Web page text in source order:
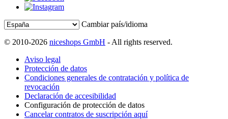
Cambiar país/idioma
© 2010-2026 niceshops GmbH - All rights reserved.
Aviso legal
Protección de datos
Condiciones generales de contratación y política de
revocación
Declaración de accesibilidad
Configuración de protección de datos
Cancelar contratos de suscripción aquí